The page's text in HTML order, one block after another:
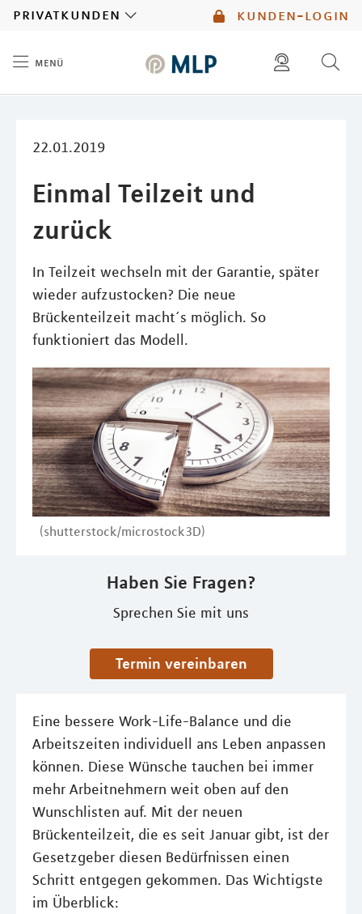
kunden-login
privatkunden
menü
22.01.2019
Einmal Teilzeit und
zurück
In Teilzeit wechseln mit der Garantie, später
wieder aufzustocken? Die neue
Brückenteilzeit macht´s möglich. So
funktioniert das Modell.
(shutterstock/microstock3D)
Haben Sie Fragen?
Sprechen Sie mit uns
Termin vereinbaren
Eine bessere Work-Life-Balance und die
Arbeitszeiten individuell ans Leben anpassen
können. Diese Wünsche tauchen bei immer
mehr Arbeitnehmern weit oben auf den
Wunschlisten auf. Mit der neuen
Brückenteilzeit, die es seit Januar gibt, ist der
Gesetzgeber diesen Bedürfnissen einen
Schritt entgegen gekommen. Das Wichtigste
im Überblick: